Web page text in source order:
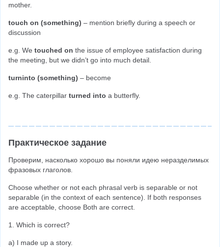
mother.
touch on (something) – mention briefly during a speech or
discussion
e.g. We touched on the issue of employee satisfaction during
the meeting, but we didn’t go into much detail.
turninto (something) – become
e.g. The caterpillar turned into a butterfly.
Практическое задание
Проверим, насколько хорошо вы поняли идею неразделимых
фразовых глаголов.
Choose whether or not each phrasal verb is separable or not
separable (in the context of each sentence). If both responses
are acceptable, choose Both are correct.
1. Which is correct?
a) I made up a story.